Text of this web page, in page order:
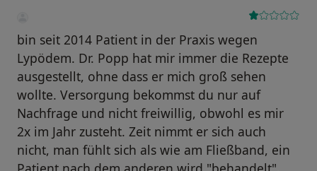
bin seit 2014 Patient in der Praxis wegen
Lypödem. Dr. Popp hat mir immer die Rezepte
ausgestellt, ohne dass er mich groß sehen
wollte. Versorgung bekommst du nur auf
Nachfrage und nicht freiwillig, obwohl es mir
2x im Jahr zusteht. Zeit nimmt er sich auch
nicht, man fühlt sich als wie am Fließband, ein